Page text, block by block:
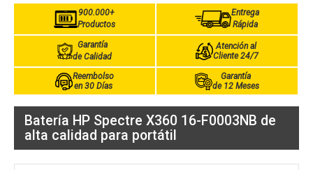
900.000+
Productos
Entrega
Rápida
Garantía
de Calidad
Atención al
Cliente 24/7
Reembolso
en 30 Días
Garantía
de 12 Meses
Batería HP Spectre X360 16-F0003NB de
alta calidad para portátil